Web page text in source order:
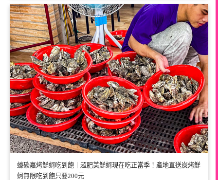
蠔碳嘉烤鮮蚵吃到飽｜超肥美鮮蚵現在吃正當季！產地直送炭烤鮮
蚵無限吃到飽只要200元